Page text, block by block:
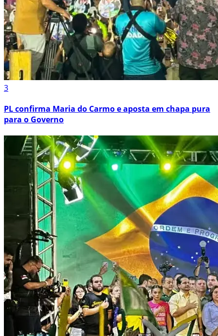
3
PL confirma Maria do Carmo e aposta em chapa pura
para o Governo